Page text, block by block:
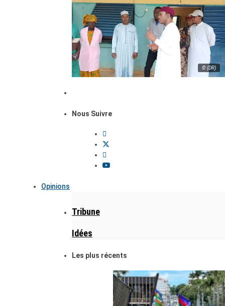
© (DR)
Nous Suivre
Opinions
Tribune
Idées
Les plus récents